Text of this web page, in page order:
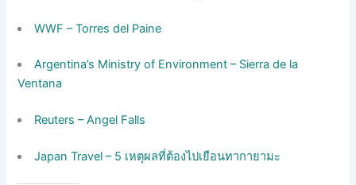
WWF – Torres del Paine
Argentina’s Ministry of Environment – Sierra de la
Ventana
Reuters – Angel Falls
Japan Travel – 5 เหตุผลที่ต้องไปเยือนทากายามะ